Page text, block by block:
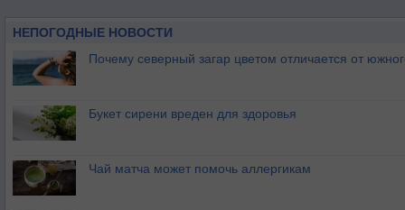
НЕПОГОДНЫЕ НОВОСТИ
Почему северный загар цветом отличается от
Букет сирени вреден для здоровья
Чай матча может помочь аллергикам